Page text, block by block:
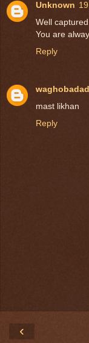
Unknown
Well
You are
Reply
mast likhan
Reply
‹